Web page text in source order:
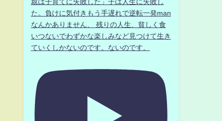
親は子育てに失敗した」子は人生に失敗し
た。負けに気付きもう手遅れで逆転一発man
なんかありません、 残りの人生、貧しく食
いつないでわずかな楽しみなど見つけて生き
ていくしかないのです。ないのです。